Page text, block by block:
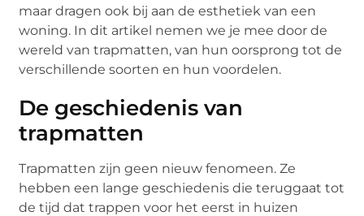
maar dragen ook bij aan de esthetiek van een
woning. In dit artikel nemen we je mee door de
wereld van trapmatten, van hun oorsprong tot de
verschillende soorten en hun voordelen.
De geschiedenis van
trapmatten
Trapmatten zijn geen nieuw fenomeen. Ze
hebben een lange geschiedenis die teruggaat tot
de tijd dat trappen voor het eerst in huizen